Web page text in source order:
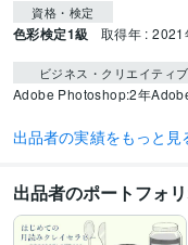
資格・検定
色彩検定1級 取得年 : 2021
ビジネス・クリエイティ
Adobe Photoshop:2年
得意分野
学歴
広島市立大学 2014年3月
出品者の実績をもっと見
出品者のポートフォ